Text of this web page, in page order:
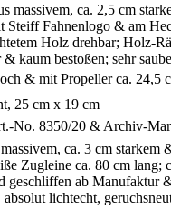
massivem, ca. 2,5 cm
Steiff Fahnenlogo & am
Holz drehbar; Holz-
kaum bestoßen; sehr
& mit Propeller ca. 24,5
25 cm x 19 cm
No. 8350/20 & Archiv-
ca. 3 cm
Zugleine ca. 80 cm lang;
geschliffen ab Manufaktur
absolut lichtecht,